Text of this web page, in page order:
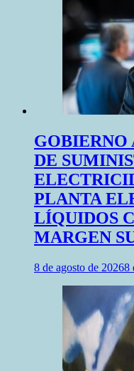
GOBIERNO
DE
PLANTA
LÍQUIDOS
MARGEN
8 de agosto de 20268